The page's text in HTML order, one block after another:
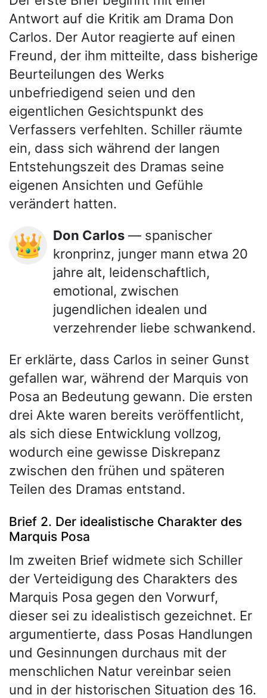
Antwort auf die Kritik am Drama Don
Carlos. Der Autor reagierte auf einen
Freund, der ihm mitteilte, dass bisherige
Beurteilungen des Werks
unbefriedigend seien und den
eigentlichen Gesichtspunkt des
Verfassers verfehlten. Schiller räumte
ein, dass sich während der langen
Entstehungszeit des Dramas seine
eigenen Ansichten und Gefühle
verändert hatten.
👑 Don Carlos — spanischer
kronprinz, junger mann etwa 20
jahre alt, leidenschaftlich,
emotional, zwischen
jugendlichen idealen und
verzehrender liebe schwankend.
Er erklärte, dass Carlos in seiner Gunst
gefallen war, während der Marquis von
Posa an Bedeutung gewann. Die ersten
drei Akte waren bereits veröffentlicht,
als sich diese Entwicklung vollzog,
wodurch eine gewisse Diskrepanz
zwischen den frühen und späteren
Teilen des Dramas entstand.
Brief 2. Der idealistische Charakter des
Marquis Posa
Im zweiten Brief widmete sich Schiller
der Verteidigung des Charakters des
Marquis Posa gegen den Vorwurf,
dieser sei zu idealistisch gezeichnet. Er
argumentierte, dass Posas Handlungen
und Gesinnungen durchaus mit der
menschlichen Natur vereinbar seien
und in der historischen Situation des 16.